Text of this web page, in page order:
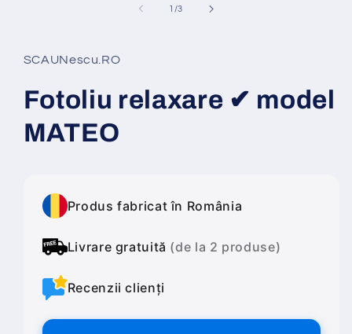
fereastră
modală
1 /din
3
SCAUNescu.RO
Fotoliu relaxare ✔ model
MATEO
Produs fabricat în România
Livrare gratuită (de la 2 produse)
Recenzii clienți